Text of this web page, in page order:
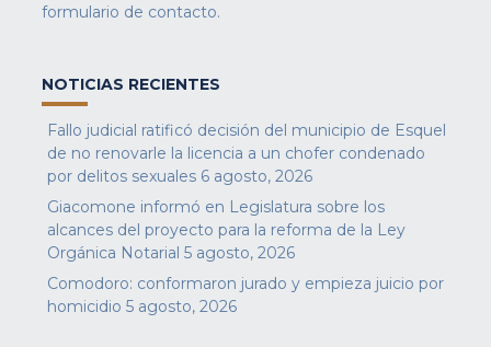
formulario de contacto.
NOTICIAS RECIENTES
Fallo judicial ratificó decisión del municipio de Esquel
de no renovarle la licencia a un chofer condenado
por delitos sexuales 6 agosto, 2026
Giacomone informó en Legislatura sobre los
alcances del proyecto para la reforma de la Ley
Orgánica Notarial 5 agosto, 2026
Comodoro: conformaron jurado y empieza juicio por
homicidio 5 agosto, 2026